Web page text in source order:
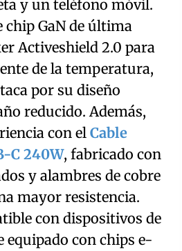
y un teléfono móvil.
chip GaN de última
Activeshield 2.0 para
de la temperatura,
por su diseño
reducido. Además,
con el Cable
C 240W, fabricado con
y alambres de cobre
mayor resistencia.
con dispositivos de
equipado con chips e-